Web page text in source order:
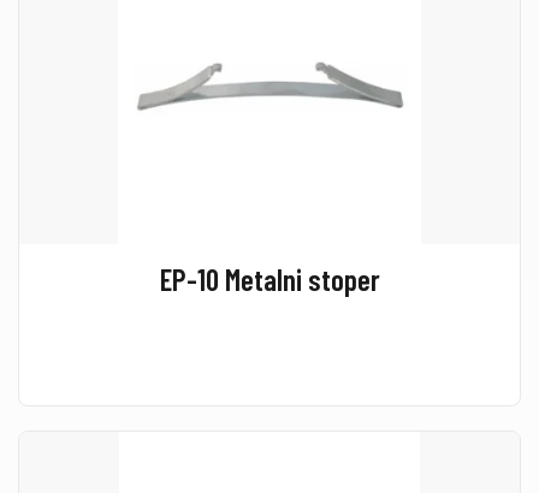
EP-10 Metalni stoper